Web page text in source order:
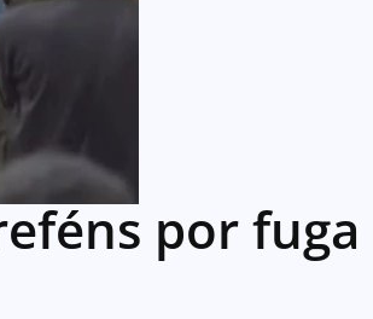
por fuga